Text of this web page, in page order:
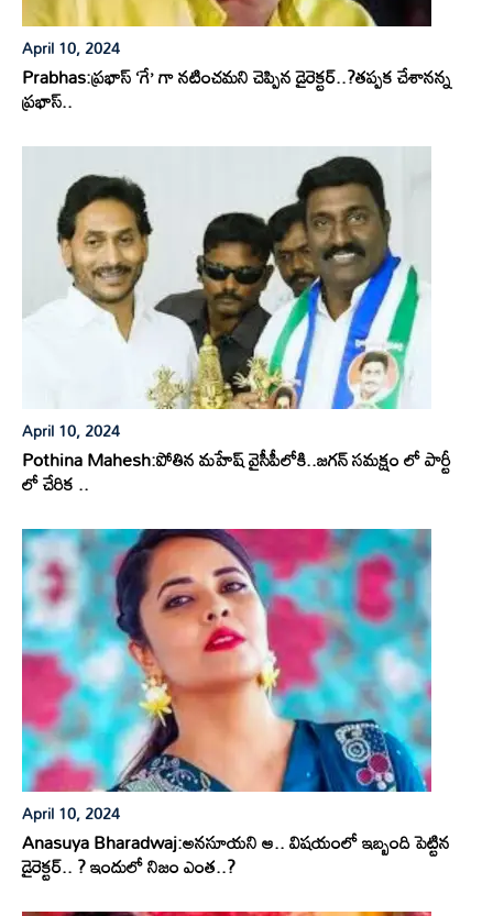
April 10, 2024
Prabhas:ప్రభాస్ ‘గే’ గా నటించమని చెప్పిన డైరెక్టర్..?తప్పక చేశానన్న
ప్రభాస్..
April 10, 2024
Pothina Mahesh:పోతిన మహేష్ వైసీపీలోకి..జగన్ సమక్షం లో పార్టీ
లో చేరిక ..
April 10, 2024
Anasuya Bharadwaj:అనసూయని ఆ.. విషయంలో ఇబ్బంది పెట్టిన
డైరెక్టర్.. ? ఇందులో నిజం ఎంత..?